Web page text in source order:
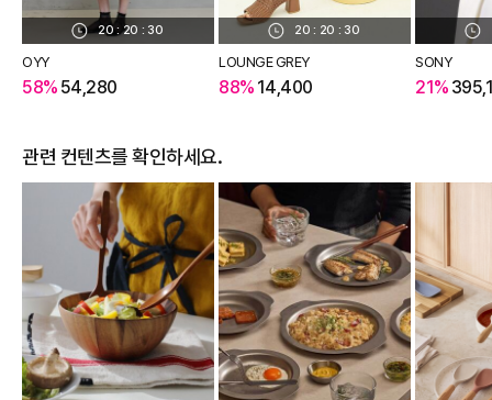
20 : 20 : 29
OYY
58% 54,280
20 : 20 : 29
LOUNGE GREY
88% 14,400
SONY
21%
관련 컨텐츠를 확인하세요.